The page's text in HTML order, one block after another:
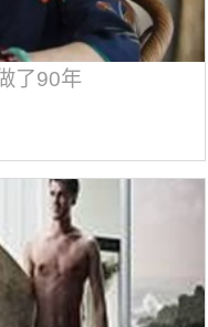
了90年